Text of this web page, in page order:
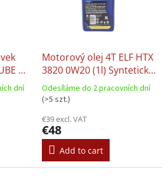
0
dní
Motorový olej 4T ELF HTX
3820 0W20 (1l) Syntetický
výkonný olej s krátkou
životností
Odesíláme do 2 pracovních dní
(>5 szt.)
€39 excl. VAT
€48
Add to cart